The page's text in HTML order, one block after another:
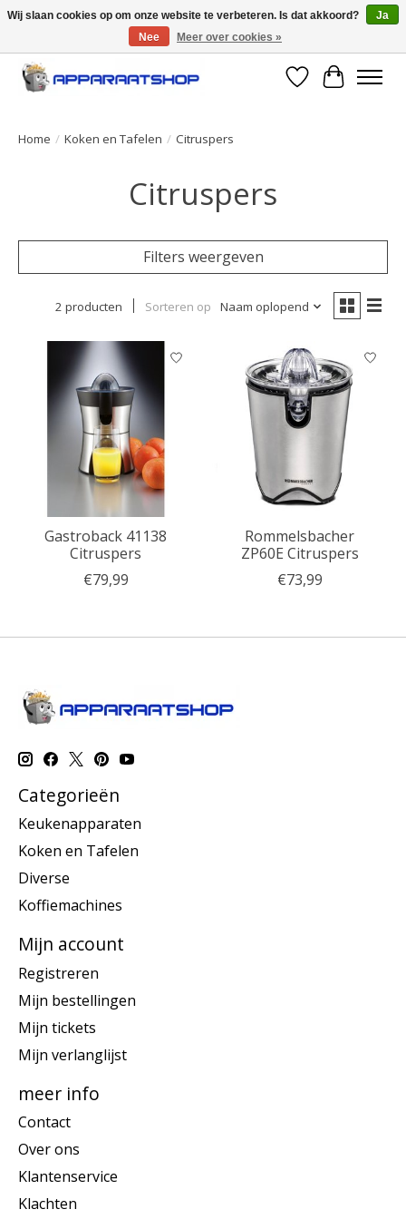
Large selection of products and fast shipping!
Verlanglijst
Home / Koken en Tafelen / Citruspers
Citruspers
Filters weergeven
2 producten Sorteren op Naam oplopend
Gastroback 41138
Citruspers
€79,99
Rommelsbacher
ZP60E Citruspers
€73,99
Categorieën
Keukenapparaten
Koken en Tafelen
Diverse
Koffiemachines
Mijn account
Registreren
Mijn bestellingen
Mijn tickets
Mijn verlanglijst
meer info
Contact
Over ons
Klantenservice
Klachten
Wij slaan cookies op om onze website te verbeteren. Is dat akkoord?
Ja
Nee
Meer over cookies »